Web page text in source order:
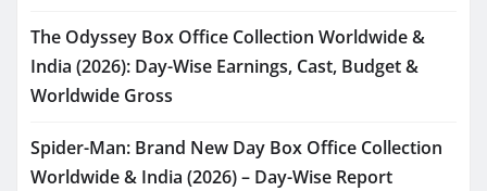
The Odyssey Box Office Collection Worldwide &
India (2026): Day-Wise Earnings, Cast, Budget &
Worldwide Gross
Spider-Man: Brand New Day Box Office Collection
Worldwide & India (2026) – Day-Wise Report